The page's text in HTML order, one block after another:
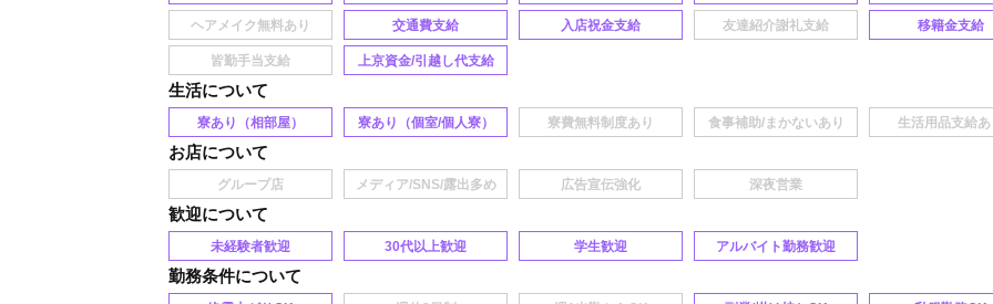
交通費支給 入店祝金支給 移籍金支給
上京資金/引越し代支給
生活
寮あり（相部屋） 寮あり（個室/個人寮）
お店
歓迎
未経験者歓迎 30代以上歓迎 学生歓迎 アルバイト勤務歓迎
勤務条件